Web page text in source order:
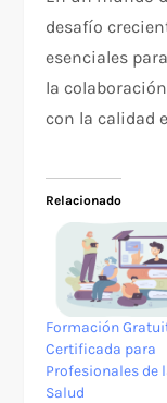
desafío
esenciales
la
con la calidad
Relacionado
Formación
Certificada para
Profesionales de
Salud